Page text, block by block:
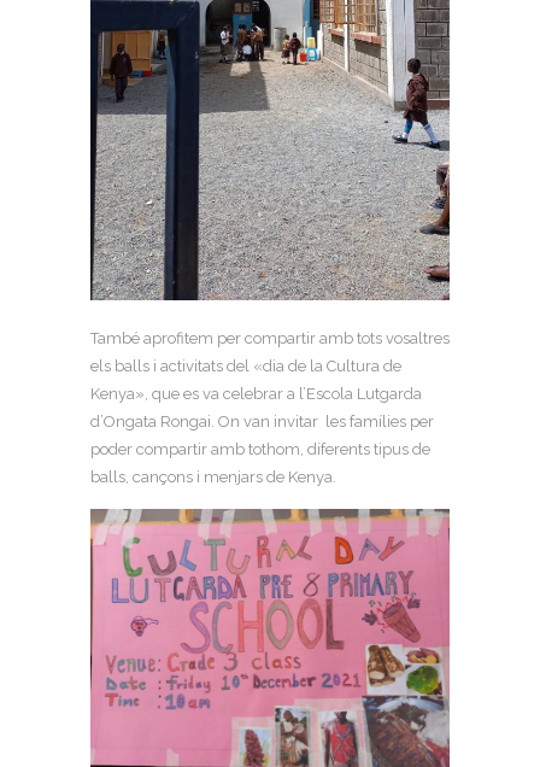
També aprofitem per compartir amb tots vosaltres
els balls i activitats del «dia de la Cultura de
Kenya», que es va celebrar a l’Escola Lutgarda
d’Ongata Rongai. On van invitar les famílies per
poder compartir amb tothom, diferents tipus de
balls, cançons i menjars de Kenya.